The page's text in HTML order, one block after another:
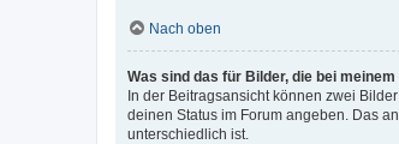
Nach oben
Was sind das für Bilder, die bei
In der Beitragsansicht können zwei
deinen Status im Forum angeben. Das
unterschiedlich ist.